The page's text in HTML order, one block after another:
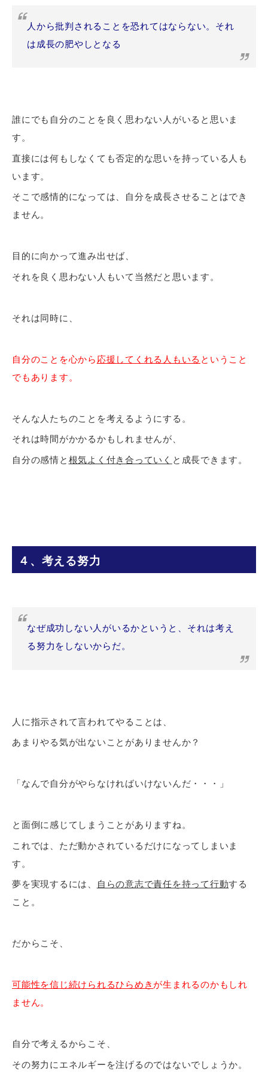
人から批判されることを恐れてはならない。それ
は成長の肥やしとなる
誰にでも自分のことを良く思わない人がいると思いま
す。
直接には何もしなくても否定的な思いを持っている人も
います。
そこで感情的になっては、自分を成長させることはでき
ません。
目的に向かって進み出せば、
それを良く思わない人もいて当然だと思います。
それは同時に、
自分のことを心から 応援してくれる人もいる ということ
でもあります。
そんな人たちのことを考えるようにする。
それは時間がかかるかもしれませんが、
自分の感情と 根気よく付き合っていく と成長できます。
４、考える努力
なぜ成功しない人がいるかというと、それは考え
る努力をしないからだ。
人に指示されて言われてやることは、
あまりやる気が出ないことがありませんか？
「なんで自分がやらなければいけないんだ・・・」
と面倒に感じてしまうことがありますね。
これでは、ただ動かされているだけになってしまいま
す。
夢を実現するには、 自らの意志で責任を持って行動する
こと。
だからこそ、
可能性を信じ続けられるひらめき が生まれるのかもしれ
ません。
自分で考えるからこそ、
その努力にエネルギーを注げるのではないでしょうか。